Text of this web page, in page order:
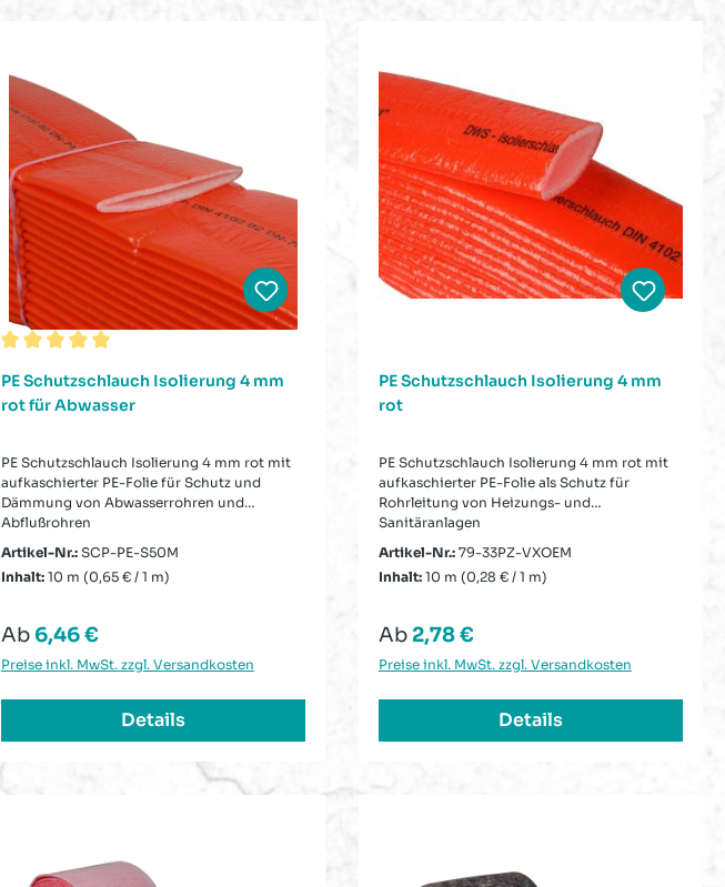
PE Schutzschlauch Isolierung 4 mm
rot für Abwasser
PE Schutzschlauch Isolierung 4 mm rot mit
aufkaschierter PE-Folie für Schutz und
Dämmung von Abwasserrohren und
Abflußrohren
Artikel-Nr.: SCP-PE-S50M
Inhalt: 10 m (0,65 € / 1 m)
Regulärer Preis:
Ab 6,46 €
Preise inkl. MwSt. zzgl. Versandkosten
Details
PE Schutzschlauch Isolierung 4 mm
rot
PE Schutzschlauch Isolierung 4 mm rot mit
aufkaschierter PE-Folie als Schutz für
Rohrleitung von Heizungs- und
Sanitäranlagen
Artikel-Nr.: 79-33PZ-VXOEM
Inhalt: 10 m (0,28 € / 1 m)
Regulärer Preis:
Ab 2,78 €
Preise inkl. MwSt. zzgl. Versandkosten
Details